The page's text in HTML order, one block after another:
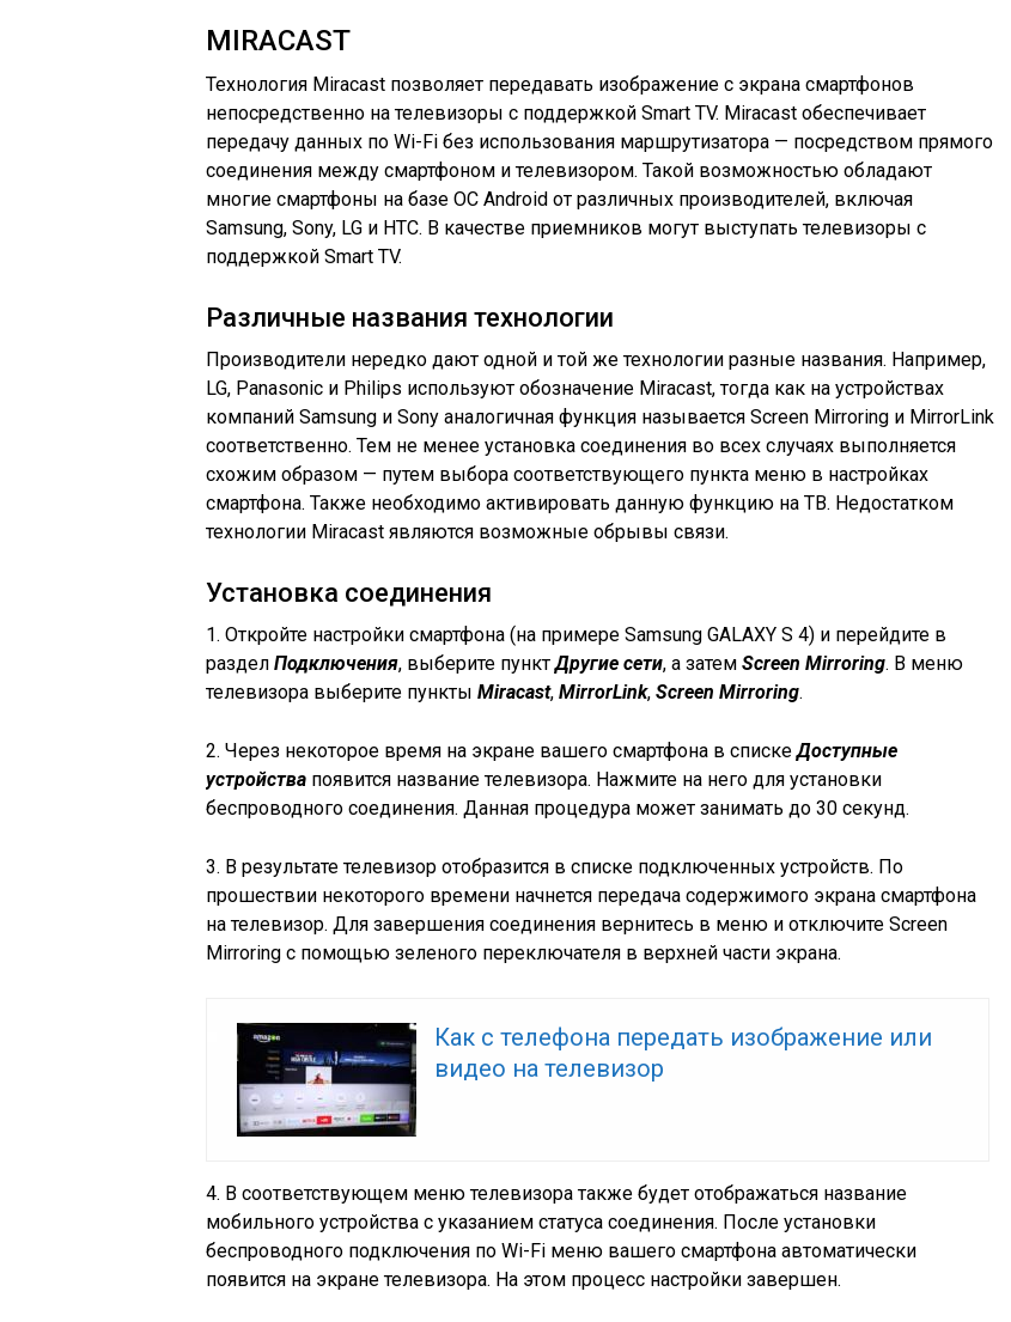
MIRACAST
Технология Miracast позволяет передавать изображение с экрана смартфонов
непосредственно на телевизоры с поддержкой Smart TV. Miracast обеспечивает
передачу данных по Wi-Fi без использования маршрутизатора — посредством прямого
соединения между смартфоном и телевизором. Такой возможностью обладают
многие смартфоны на базе ОС Android от различных производителей, включая
Samsung, Sony, LG и HTC. В качестве приемников могут выступать телевизоры с
поддержкой Smart TV.
Различные названия технологии
Производители нередко дают одной и той же технологии разные названия. Например,
LG, Panasonic и Philips используют обозначение Miracast, тогда как на устройствах
компаний Samsung и Sony аналогичная функция называется Screen Mirroring и MirrorLink
соответственно. Тем не менее установка соединения во всех случаях выполняется
схожим образом — путем выбора соответствующего пункта меню в настройках
смартфона. Также необходимо активировать данную функцию на ТВ. Недостатком
технологии Miracast являются возможные обрывы связи.
Установка соединения
1. Откройте настройки смартфона (на примере Samsung GALAXY S 4) и перейдите в
раздел Подключения, выберите пунктДругие сети, а затем Screen Mirroring. В меню
телевизора выберите пункты Miracast, MirrorLink, Screen Mirroring.
2. Через некоторое время на экране вашего смартфона в спискеДоступные
устройства появится название телевизора. Нажмите на него для установки
беспроводного соединения. Данная процедура может занимать до 30 секунд.
3. B результате телевизор отобразится в списке подключенных устройств. По
прошествии некоторого времени начнется передача содержимого экрана смартфона
на телевизор. Для завершения соединения вернитесь в меню и отключите Screen
Mirroring с помощью зеленого переключателя в верхней части экрана.
Как с телефона передать изображение или
видео на телевизор
4. В соответствующем меню телевизора также будет отображаться название
мобильного устройства с указанием статуса соединения. После установки
беспроводного подключения по Wi-Fi меню вашего смартфона автоматически
появится на экране телевизора. На этом процесс настройки завершен.